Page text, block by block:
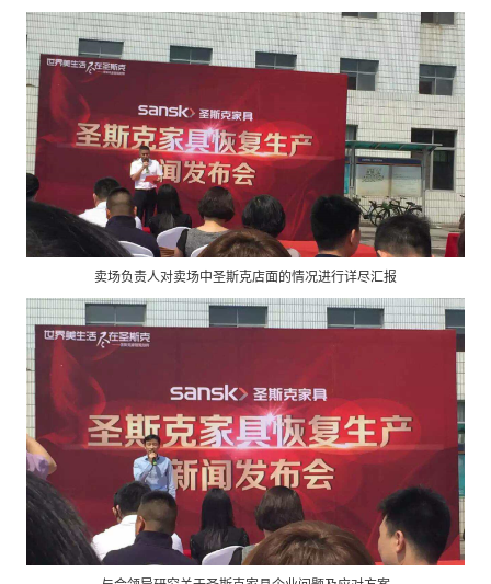
卖场负责人对卖场中圣斯克店面的情况进行详尽汇报